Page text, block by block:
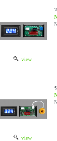
view
view